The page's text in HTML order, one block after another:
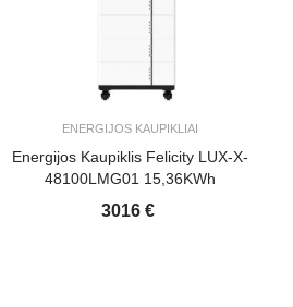
ENERGIJOS KAUPIKLIAI
Energijos Kaupiklis Felicity LUX-X-
48100LMG01 15,36KWh
3016 €